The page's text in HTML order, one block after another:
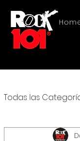
Todas las